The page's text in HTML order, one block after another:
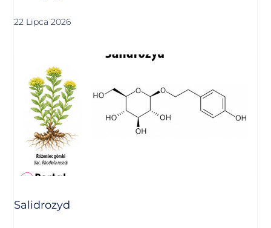
22 Lipca 2026
Salidrozyd